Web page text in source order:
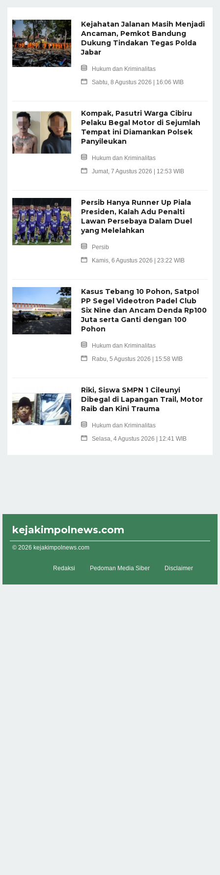
Kejahatan Jalanan Masih Menjadi
Ancaman, Pemkot Bandung
Dukung Tindakan Tegas Polda
Jabar
Hukum dan Kriminalitas
Sabtu, 8 Agustus 2026 | 16:06 WIB
Kompak, Pasutri Warga Cibiru
Pelaku Begal Motor di Sejumlah
Tempat ini Diamankan Polsek
Panyileukan
Hukum dan Kriminalitas
Jumat, 7 Agustus 2026 | 12:53 WIB
Persib Hanya Runner Up Piala
Presiden, Kalah Adu Penalti
Lawan Persebaya Dalam Duel
yang Melelahkan
Persib
Kamis, 6 Agustus 2026 | 23:22 WIB
Kasus Tebang 10 Pohon, Satpol
PP Segel Videotron Padel Club
Six Nine dan Ancam Denda Rp100
Juta serta Ganti dengan 100
Pohon
Hukum dan Kriminalitas
Rabu, 5 Agustus 2026 | 15:58 WIB
Riki, Siswa SMPN 1 Cileunyi
Dibegal di Lapangan Trail, Motor
Raib dan Kini Trauma
Hukum dan Kriminalitas
Selasa, 4 Agustus 2026 | 12:41 WIB
kejakimpolnews.com
© 2026 kejakimpolnews.com
Redaksi Pedoman Media Siber Disclaimer